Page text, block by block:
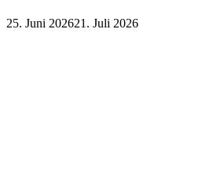
25. Juni 202621. Juli 2026